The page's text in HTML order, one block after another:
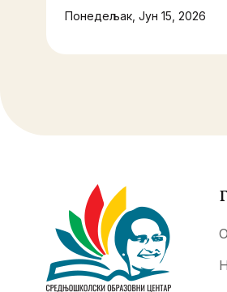
Понедељак, Јун 15, 2026